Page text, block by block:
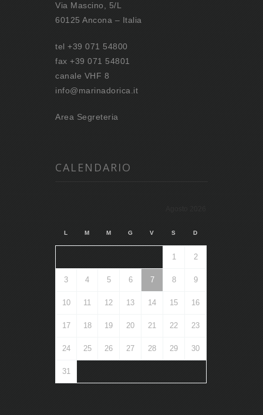
Via Mascino, 5/L
60125 Ancona – Italia
tel +39 071 54800
fax +39 071 54801
canale VHF 8
info@marinadorica.it
Area Segreteria
CALENDARIO
L M M G V S D
1 2
3 4 5 6 7 8 9
10 11 12 13 14 15 16
17 18 19 20 21 22 23
24 25 26 27 28 29 30
31